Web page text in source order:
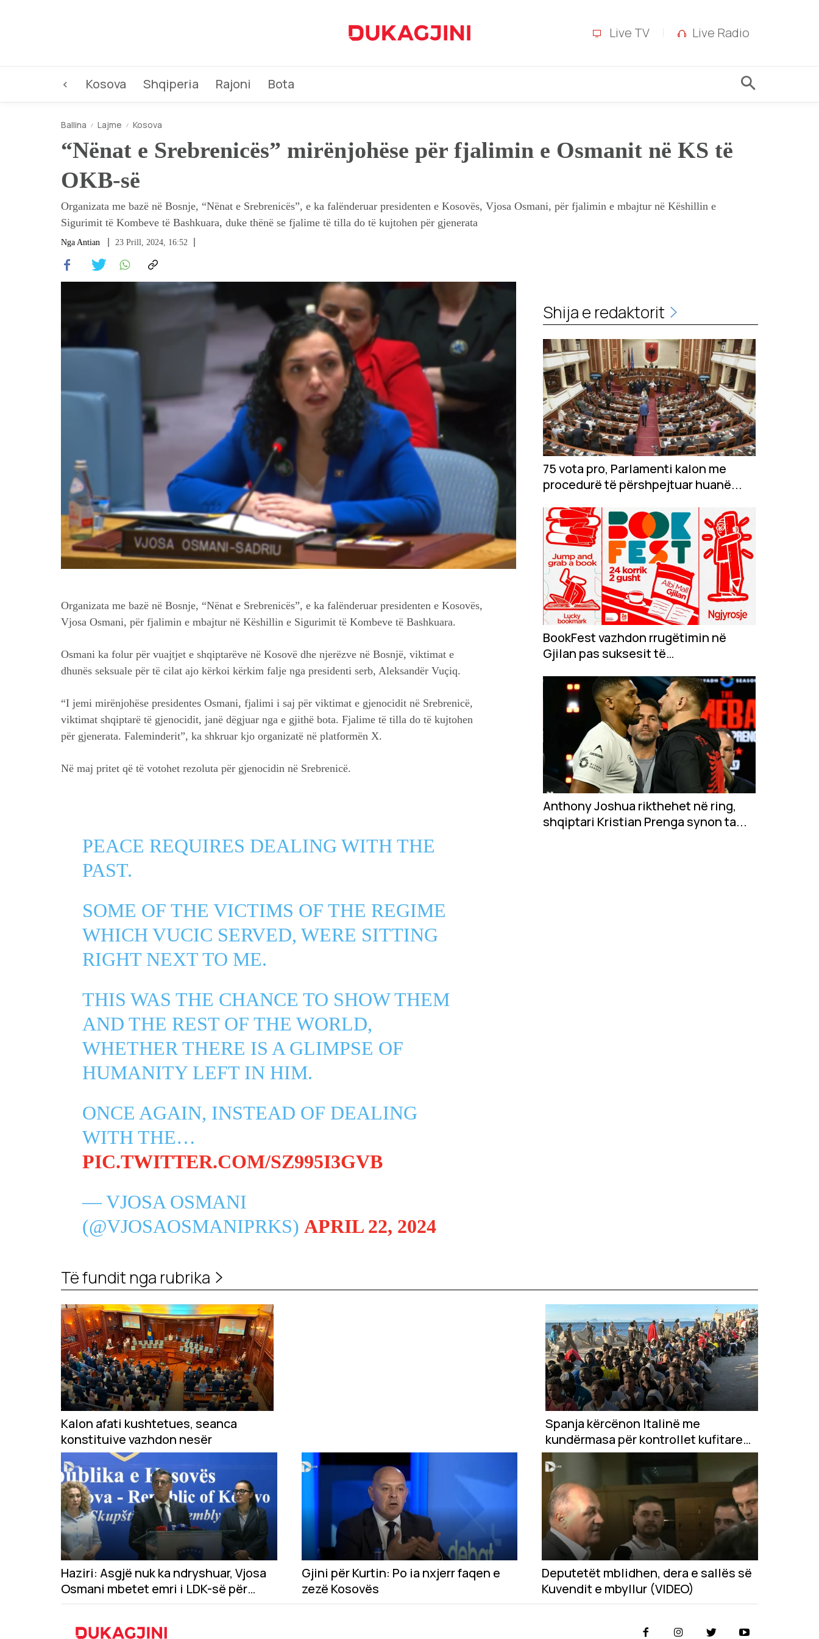
Live TV Live Radio
< Kosova Shqiperia Rajoni Bota
Ballina Lajme Kosova
“Nënat e Srebrenicës” mirënjohëse për fjalimin e Osmanit në KS të
OKB-së
Organizata me bazë në Bosnje, “Nënat e Srebrenicës”, e ka falënderuar presidenten e Kosovës, Vjosa Osmani, për fjalimin e mbajtur në Këshillin e
Sigurimit të Kombeve të Bashkuara, duke thënë se fjalime të tilla do të kujtohen për gjenerata
Nga Antian 23 Prill, 2024, 16:52
Organizata me bazë në Bosnje, “Nënat e Srebrenicës”, e ka falënderuar presidenten e Kosovës,
Vjosa Osmani, për fjalimin e mbajtur në Këshillin e Sigurimit të Kombeve të Bashkuara.
Osmani ka folur për vuajtjet e shqiptarëve në Kosovë dhe njerëzve në Bosnjë, viktimat e
dhunës seksuale për të cilat ajo kërkoi kërkim falje nga presidenti serb, Aleksandër Vuçiq.
“I jemi mirënjohëse presidentes Osmani, fjalimi i saj për viktimat e gjenocidit në Srebrenicë,
viktimat shqiptarë të gjenocidit, janë dëgjuar nga e gjithë bota. Fjalime të tilla do të kujtohen
për gjenerata. Faleminderit”, ka shkruar kjo organizatë në platformën X.
Në maj pritet që të votohet rezoluta për gjenocidin në Srebrenicë.
PEACE REQUIRES DEALING WITH THE
PAST.
SOME OF THE VICTIMS OF THE REGIME
WHICH VUCIC SERVED, WERE SITTING
RIGHT NEXT TO ME.
THIS WAS THE CHANCE TO SHOW THEM
AND THE REST OF THE WORLD,
WHETHER THERE IS A GLIMPSE OF
HUMANITY LEFT IN HIM.
ONCE AGAIN, INSTEAD OF DEALING
WITH THE…
PIC.TWITTER.COM/SZ995I3GVB
— VJOSA OSMANI
(@VJOSAOSMANIPRKS) APRIL 22, 2024
Shija e redaktorit
75 vota pro, Parlamenti kalon me
procedurë të përshpejtuar huanë...
BookFest vazhdon rrugëtimin në
Gjilan pas suksesit të
Anthony Joshua rikthehet në ring,
shqiptari Kristian Prenga synon ta...
Të fundit nga rubrika
Kalon afati kushtetues, seanca
konstituive vazhdon nesër
Spanja kërcënon Italinë me
kundërmasa për kontrollet kufitare
pas krizës në Ceuta
Haziri: Asgjë nuk ka ndryshuar, Vjosa
Osmani mbetet emri i LDK-së për
presidente
Gjini për Kurtin: Po ia nxjerr faqen e
zezë Kosovës
Deputetët mblidhen, dera e sallës së
Kuvendit e mbyllur (VIDEO)